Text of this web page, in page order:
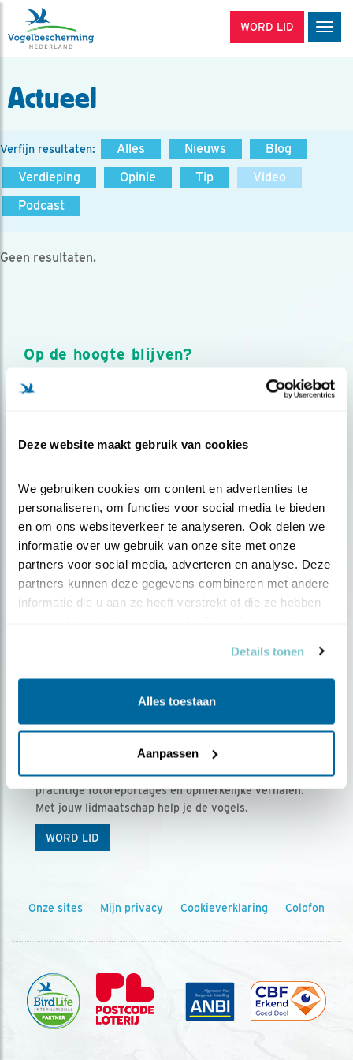
Deze website maakt gebruik van cookies
We gebruiken cookies om content en advertenties te
personaliseren, om functies voor social media te bieden
en om ons websiteverkeer te analyseren. Ook delen we
informatie over uw gebruik van onze site met onze
partners voor social media, adverteren en analyse. Deze
partners kunnen deze gegevens combineren met andere
informatie die u aan ze heeft verstrekt of die ze hebben
Details tonen
Alles toestaan
Aanpassen
WORD LID
Actueel
Verfijn resultaten: Alles Nieuws
Blog
Verdieping
Opinie Tip
Video
Podcast
Geen resultaten.
Op de hoogte blijven?
Meld je aan en ontvang nieuws, inspiratie, acties en tips
over vogels en activiteiten van Vogelbescherming.
Ontvang 5 x Vogels voor € 36,00 per jaar
Vogels is het tijdschrift voor onze leden, met
prachtige fotoreportages en opmerkelijke verhalen.
Met jouw lidmaatschap help je de vogels.
WORD LID
Onze sites Mijn privacy Cookieverklaring Colofon